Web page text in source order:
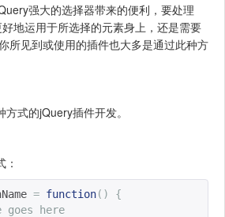
强大的选择器带来的便利，要处理
地运用于所选择的元素身上，还是需要
所见到或使用的插件也大多是通过此种方
式的jQuery插件开发。
= function()
{
goes here